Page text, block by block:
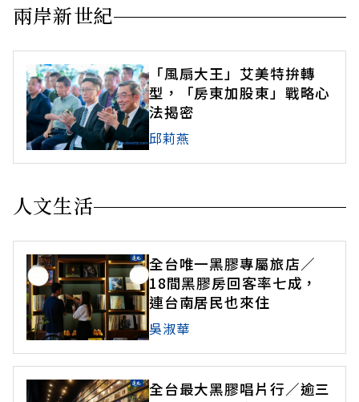
兩岸新世紀
「風扇大王」艾美特拚轉
型，「房東加股東」戰略心
法揭密
邱莉燕
人文生活
全台唯一黑膠專屬旅店／
18間黑膠房回客率七成，
連台南居民也來住
吳淑華
全台最大黑膠唱片行／逾三